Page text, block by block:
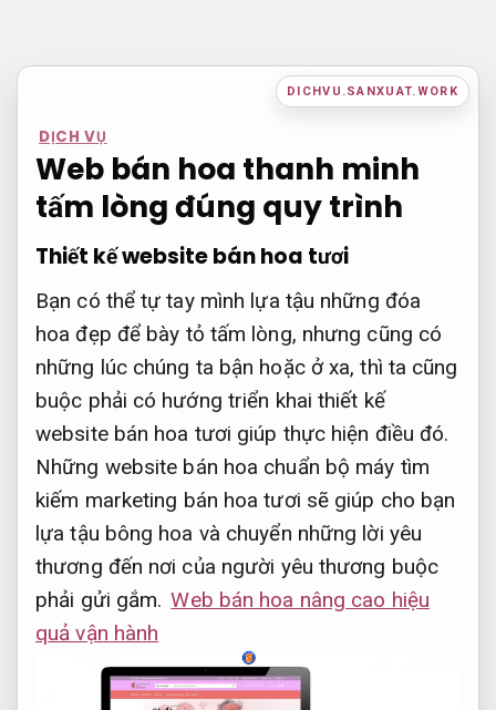
nội
DICHVU.SANXUAT.WORK
DỊCH VỤ
Web bán hoa thanh minh
tấm lòng đúng quy trình
Thiết kế website bán hoa tươi
Bạn có thể tự tay mình lựa tậu những đóa
hoa đẹp để bày tỏ tấm lòng, nhưng cũng có
những lúc chúng ta bận hoặc ở xa, thì ta cũng
buộc phải có hướng triển khai thiết kế
website bán hoa tươi giúp thực hiện điều đó.
Những website bán hoa chuẩn bộ máy tìm
kiếm marketing bán hoa tươi sẽ giúp cho bạn
lựa tậu bông hoa và chuyển những lời yêu
thương đến nơi của người yêu thương buộc
phải gửi gắm. Web bán hoa nâng cao hiệu
quả vận hành